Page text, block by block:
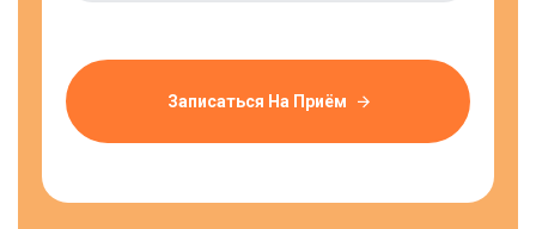
Записаться На Приём